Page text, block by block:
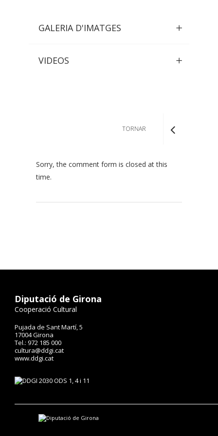
GALERIA D'IMATGES
VIDEOS
TORNAR
Sorry, the comment form is closed at this
time.
Diputació de Girona
Cooperació Cultural
Pujada de Sant Martí, 5
17004 Girona
Tel.: 972 185 000
cultura@ddgi.cat
www.ddgi.cat